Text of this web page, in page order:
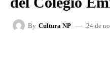
By Cultura NP 24 de